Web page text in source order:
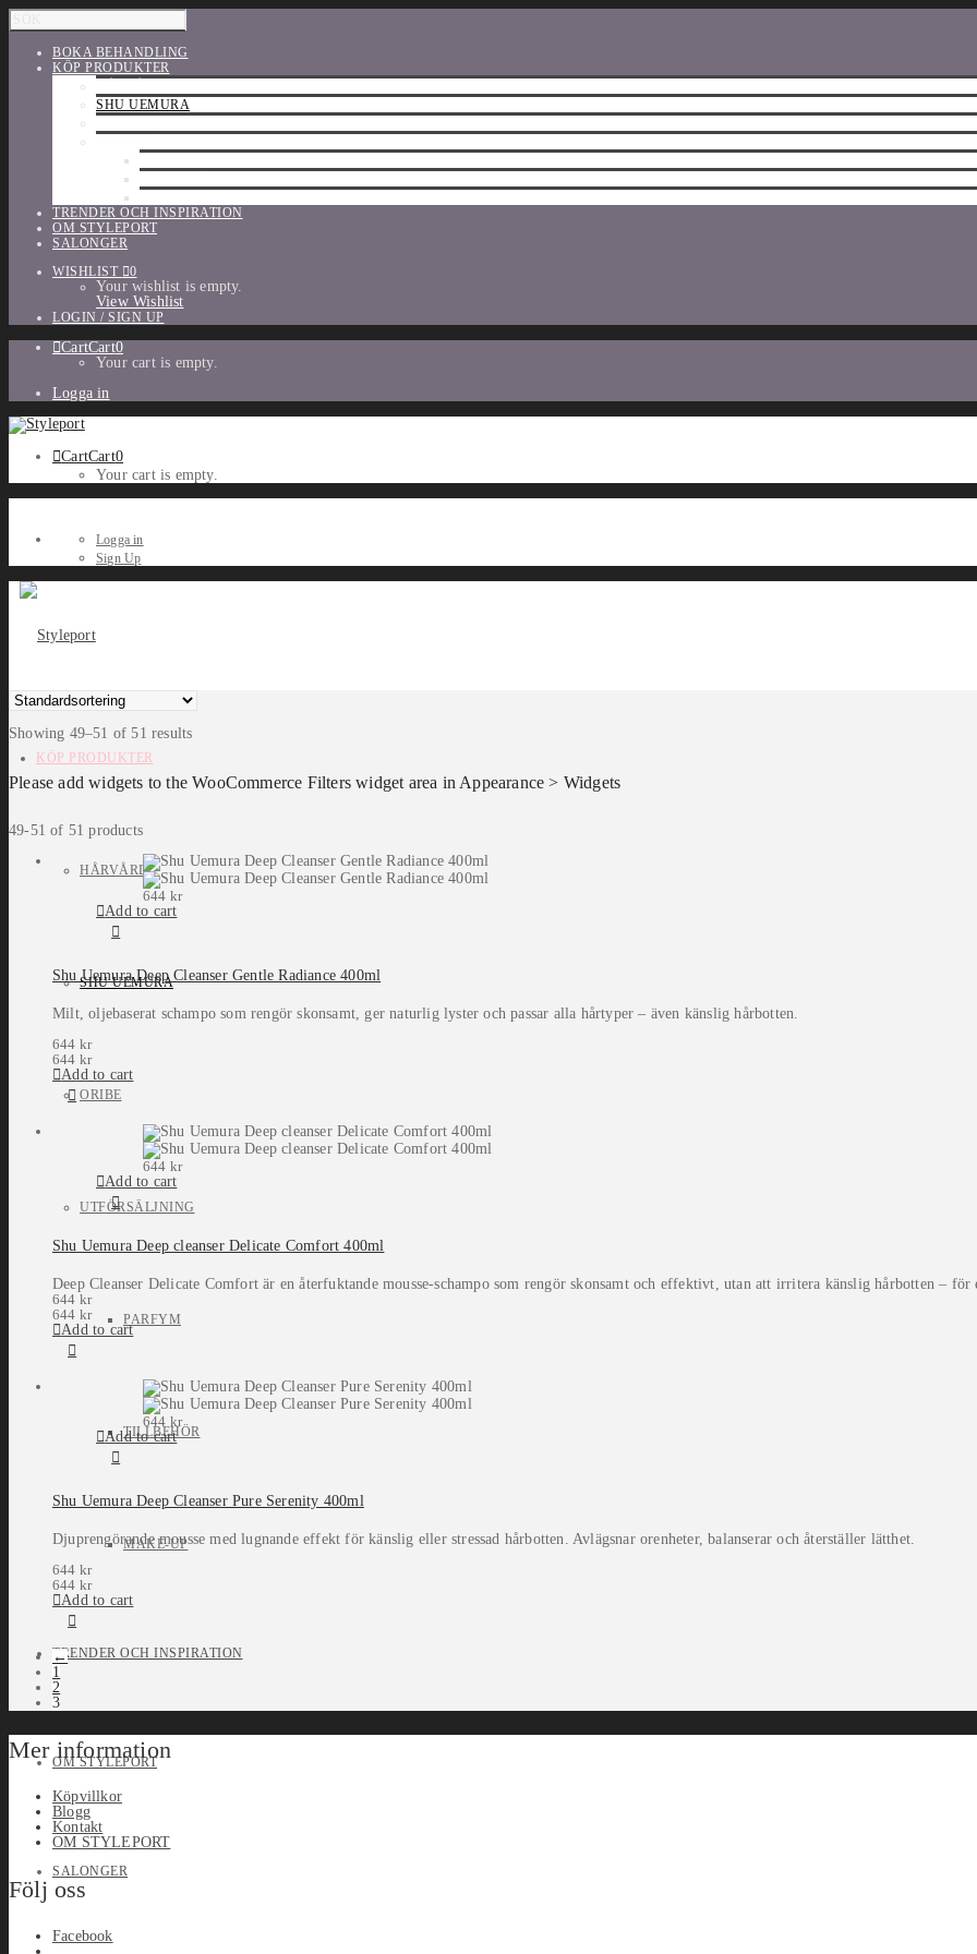
BOKA BEHANDLING
KÖP PRODUKTER
SHU UEMURA
TRENDER OCH INSPIRATION
OM STYLEPORT
SALONGER
WISHLIST
0
Your wishlist is empty.
View Wishlist
LOGIN / SIGN UP
CartCart0
Your cart is empty.
Logga in
CartCart0
Your cart is empty.
Logga in
Sign Up
KÖP PRODUKTER
HÅRVÅRD
SHU UEMURA
ORIBE
UTFÖRSÄLJNING
PARFYM
TILLBEHÖR
MAKE-UP
TRENDER OCH INSPIRATION
OM STYLEPORT
SALONGER
Showing 49–51 of 51 results
Please add widgets to the WooCommerce Filters widget area in Appearance > Widgets
49-51 of 51 products
644 kr
Add to cart
Shu Uemura Deep Cleanser Gentle Radiance 400ml
Milt, oljebaserat schampo som rengör skonsamt, ger naturlig lyster och passar alla hårtyper – även känslig hårbotten.
644 kr
644 kr
Add to cart
644 kr
Add to cart
Shu Uemura Deep cleanser Delicate Comfort 400ml
Deep Cleanser Delicate Comfort är en återfuktande mousse-schampo som rengör skonsamt och effektivt, utan att irritera känslig hårbotten –
644 kr
644 kr
Add to cart
644 kr
Add to cart
Shu Uemura Deep Cleanser Pure Serenity 400ml
Djuprengörande mousse med lugnande effekt för känslig eller stressad hårbotten. Avlägsnar orenheter, balanserar och återställer lätthet.
644 kr
644 kr
Add to cart
←
1
2
3
Mer information
Köpvillkor
Blogg
Kontakt
OM STYLEPORT
Följ oss
Facebook